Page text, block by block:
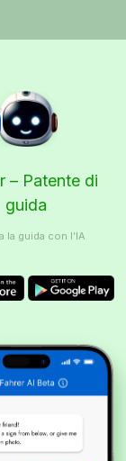
– Patente di
guida
la guida con l’IA